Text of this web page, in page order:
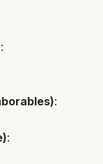
:
:
: